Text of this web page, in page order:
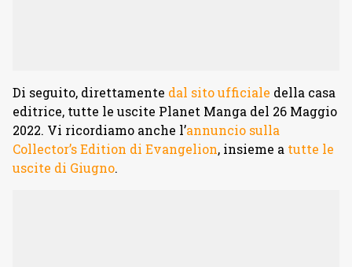
Di seguito, direttamente dal sito ufficiale della casa
editrice, tutte le uscite Planet Manga del 26 Maggio
2022. Vi ricordiamo anche l’annuncio sulla
Collector’s Edition di Evangelion, insieme a tutte le
uscite di Giugno.